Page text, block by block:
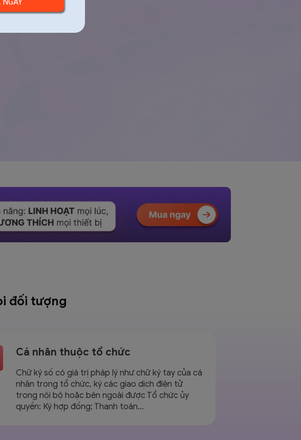
đối tượng
Cá nhân thuộc tổ chức
Chữ ký số có giá trị pháp lý như chữ ký tay của cá
nhân trong tổ chức, ký các giao dịch điện tử
trong nội bộ hoặc bên ngoài được Tổ chức ủy
quyền: Ký hợp đồng; Thanh toán…